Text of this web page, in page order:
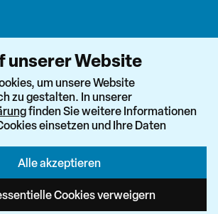
Zürich
unserer Website
um unsere Website
zu gestalten. In unserer
finden Sie weitere Informationen
einsetzen und Ihre Daten
Alle akzeptieren
Cookies verweigern
Newsletter abonnieren